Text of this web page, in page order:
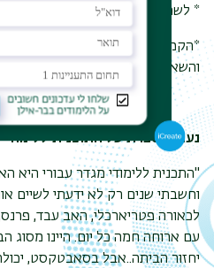
* לשמוע ממקור ראשון על הרב
*הקמת תערוכת צילומים נודדת
והשאיפות של בני הנוער.
נעמי מספרת על התוכנית
"התכנית ללימודי מגדר עבורי
וחשבתי שנים רק לא ידעתי לשיים
לכאורה פטריארכלי, האב עבד,
עם ארוחה חמה כל יום. היינו
יחזור הביתה..אבל בסאבטקסט,